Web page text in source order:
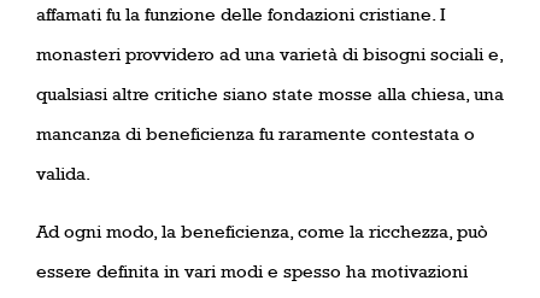
affamati fu la funzione delle fondazioni cristiane. I
monasteri provvidero ad una varietà di bisogni sociali e,
qualsiasi altre critiche siano state mosse alla chiesa, una
mancanza di beneficienza fu raramente contestata o
valida.
Ad ogni modo, la beneficienza, come la ricchezza, può
essere definita in vari modi e spesso ha motivazioni